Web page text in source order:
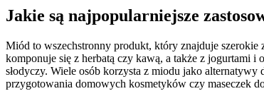
Jakie są najpopularniejsze
Miód to wszechstronny produkt, który znajduje szerokie
komponuje się z herbatą czy kawą, a także z jogurtami
słodyczy. Wiele osób korzysta z miodu jako
przygotowania domowych kosmetyków czy maseczek